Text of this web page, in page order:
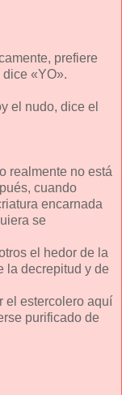
prefiere
«YO».
el nudo, dice el
realmente no está
cuando
encarnada
se
el hedor de la
la decrepitud y de
el estercolero aquí
purificado de